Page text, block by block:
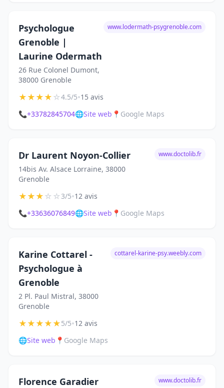
Psychologue
Grenoble |
Laurine Odermath
26 Rue Colonel Dumont,
38000 Grenoble
www.lodermath-psygrenoble.com
★★★★☆4.5/5•15 avis
📞+33782845704🌐Site web 📍 Google Maps
Dr Laurent Noyon-Collier
14bis Av. Alsace Lorraine, 38000
Grenoble
www.doctolib.fr
★★★☆☆3/5•12 avis
📞+33636076849🌐Site web 📍 Google Maps
Karine Cottarel -
Psychologue à
Grenoble
2 Pl. Paul Mistral, 38000
Grenoble
cottarel-karine-psy.weebly.com
★★★★★5/5•12 avis
🌐Site web 📍 Google Maps
Florence Garadier www.doctolib.fr